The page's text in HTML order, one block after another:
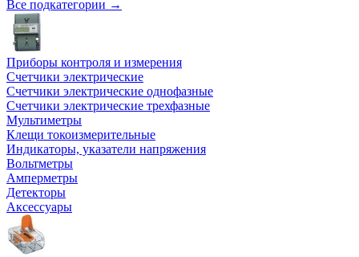
Все подкатегории →
Приборы контроля и измерения
Счетчики электрические
Счетчики электрические однофазные
Счетчики электрические трехфазные
Мультиметры
Клещи токоизмерительные
Индикаторы, указатели напряжения
Вольтметры
Амперметры
Детекторы
Аксессуары